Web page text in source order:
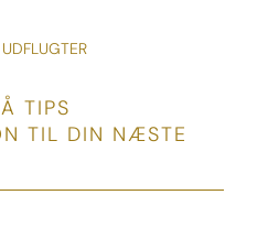
TIPS
TIL DIN NÆSTE